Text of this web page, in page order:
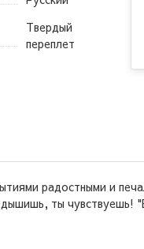
Твердый
переплет
радостными и
ты чувствуешь!